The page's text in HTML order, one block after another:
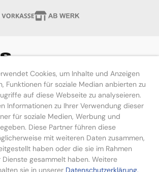
Cookies, um Inhalte und Anzeigen
Funktionen für soziale Median anbierten zu
auf diese Webseite zu analyseieren.
Informationen zu Ihrer Verwendung dieser
für soziale Medien, Werbung und
Diese Partner führen diese
mit weiteren Daten zusammen,
haben oder die sie im Rahmen
Dienste gesammelt haben. Weitere
sie in unserer Datenschutzerklärung.